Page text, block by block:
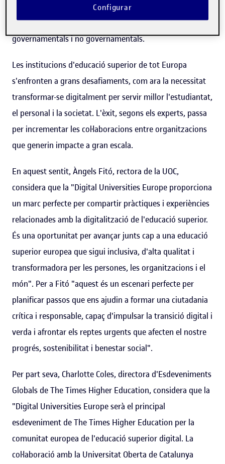
quals s'inclouen alts càrrecs de l'àmbit digital
d'universitats, empreses tecnològiques i organitzacions
governamentals i no governamentals.
Les institucions d'educació superior de tot Europa
s'enfronten a grans desafiaments, com ara la necessitat
transformar-se digitalment per servir millor l'estudiantat,
el personal i la societat. L'èxit, segons els experts, passa
per incrementar les col·laboracions entre organitzacions
que generin impacte a gran escala.
En aquest sentit, Àngels Fitó, rectora de la UOC,
considera que la "Digital Universities Europe proporciona
un marc perfecte per compartir pràctiques i experiències
relacionades amb la digitalització de l'educació superior.
És una oportunitat per avançar junts cap a una educació
superior europea que sigui inclusiva, d'alta qualitat i
transformadora per les persones, les organitzacions i el
món". Per a Fitó "aquest és un escenari perfecte per
planificar passos que ens ajudin a formar una ciutadania
crítica i responsable, capaç d'impulsar la transició digital i
verda i afrontar els reptes urgents que afecten el nostre
progrés, sostenibilitat i benestar social".
Per part seva, Charlotte Coles, directora d'Esdeveniments
Globals de The Times Higher Education, considera que la
"Digital Universities Europe serà el principal
esdeveniment de The Times Higher Education per la
comunitat europea de l'educació superior digital. La
col·laboració amb la Universitat Oberta de Catalunya
Configurar